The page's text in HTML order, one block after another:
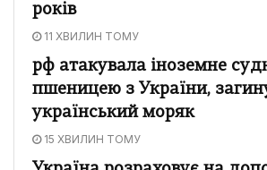
років
11 ХВИЛИН ТОМУ
рф атакувала іноземне
пшеницею з України,
український моряк
15 ХВИЛИН ТОМУ